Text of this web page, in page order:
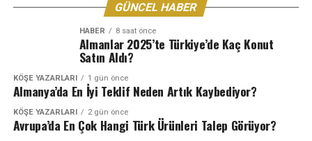
GÜNCEL HABER
HABER 8 saat önce
Almanlar 2025’te Türkiye’de Kaç Konut
Satın Aldı?
KÖŞE YAZARLARI 1 gün önce
Almanya’da En İyi Teklif Neden Artık Kaybediyor?
KÖŞE YAZARLARI 2 gün önce
Avrupa’da En Çok Hangi Türk Ürünleri Talep Görüyor?